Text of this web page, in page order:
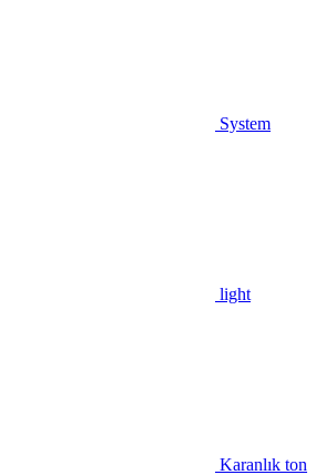
System
light
Karanlık ton